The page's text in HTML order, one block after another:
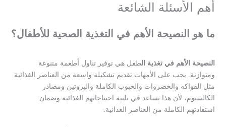
أهم الأسئلة الشائعة
ما هو النصيحة الأهم في التغذية الصحية للأطفال؟
النصيحة الأهم في تغذية الطفل هي توفير تناول أطعمة متنوعة
ومتوازنة. يجب على الأمهات تقديم تشكيلة واسعة من العناصر الغذائية
مثل الفواكه والخضروات والحبوب الكاملة والبروتين ومصادر
الكالسيوم، لأن هذا يساعد في تلبية احتياجاتهم الغذائية وضمان
استفادتهم الكاملة من العناصر الغذائية.